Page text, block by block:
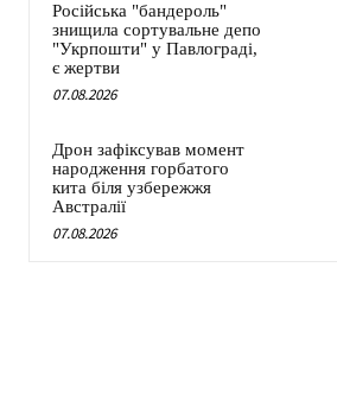
Російська "бандероль"
знищила сортувальне депо
"Укрпошти" у Павлограді,
є жертви
07.08.2026
Дрон зафіксував момент
народження горбатого
кита біля узбережжя
Австралії
07.08.2026